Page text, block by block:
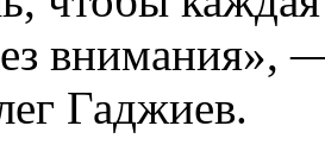
внимания»,
Гаджиев.